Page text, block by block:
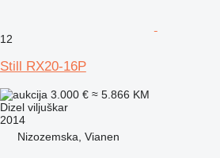
12
Still RX20-16P
3.000 € ≈ 5.866 KM
Dizel viljuškar
2014
Nizozemska, Vianen